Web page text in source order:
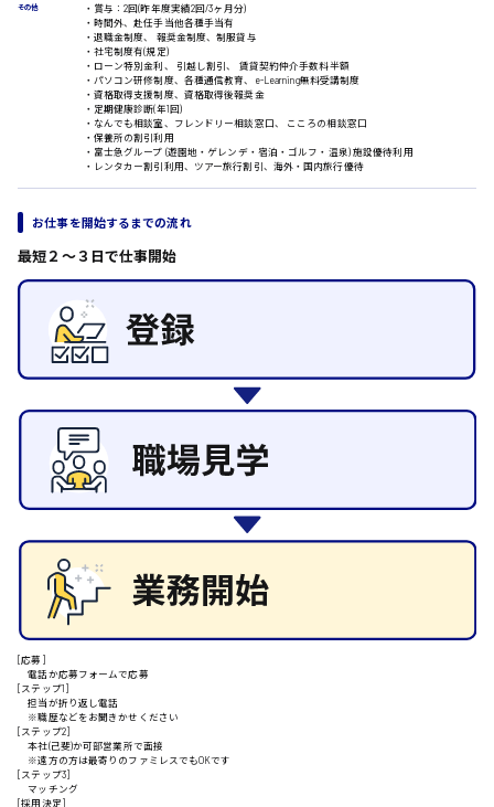
安芸太田町
山口県
大竹市
三次市
日給9000円～
日給10000円以上
日給制すべて
月給制すべて
その他
・賞与：2回(昨年度実績2回/3ヶ月分)
・時間外、赴任手当他各種手当有
・退職金制度、 報奨金制度、制服貸与
・社宅制度有(規定)
・ローン特別金利、 引越し割引、 賃貸契約仲介手数料半額
・パソコン研修制度、各種通信教育、e-Learning無料受講制度
・資格取得支援制度、資格取得後報奨金
・定期健康診断(年1回)
・なんでも相談室、フレンドリー相談窓口、 こころの相談窓口
・保養所の割引利用
・富士急グループ (遊園地・ゲレンデ・宿泊・ゴルフ・温泉) 施設優待利用
・レンタカー割引利用、ツアー旅行割引、海外・国内旅行優待
お仕事を開始するまでの流れ
最短２〜３日で仕事開始
[応募]
電話か応募フォームで応募
[ステップ1]
担当が折り返し電話
※職歴などをお聞きかせください
[ステップ2]
本社(己斐)か可部営業所で面接
※遠方の方は最寄りのファミレスでもOKです
[ステップ3]
マッチング
[採用決定]